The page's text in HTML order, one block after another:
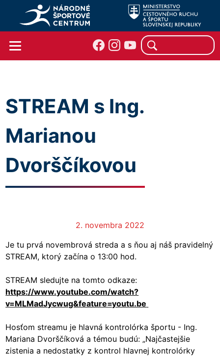
STREAM s Ing.
Marianou
Dvorščíkovou
2. novembra 2022
Je tu prvá novembrová streda a s ňou aj náš pravidelný
STREAM, ktorý začína o 13:00 hod.
STREAM sledujte na tomto odkaze:
https://www.youtube.com/watch?
v=MLMadJycwug&feature=youtu.be
Hosťom streamu je hlavná kontrolórka športu - Ing.
Mariana Dvorščíková a témou budú: „Najčastejšie
zistenia a nedostatky z kontrol hlavnej kontrolórky